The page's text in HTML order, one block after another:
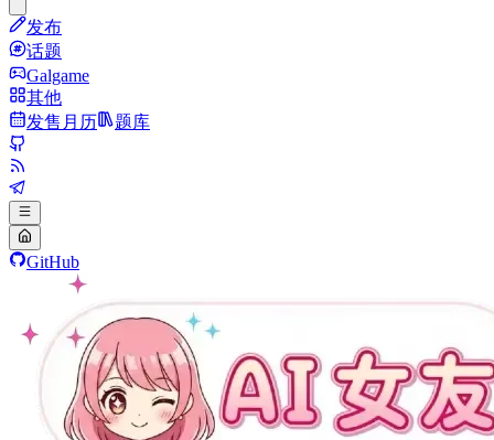
发布
话题
Galgame
其他
发售月历
题库
GitHub